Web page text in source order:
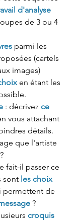
d'analyse
de 3 ou 4
parmi les
(cartels
images)
en étant les
: décrivez ce
vous attachant
détails.
que l'artiste
fait-il passer ce
sont les choix
permettent de
?
croquis